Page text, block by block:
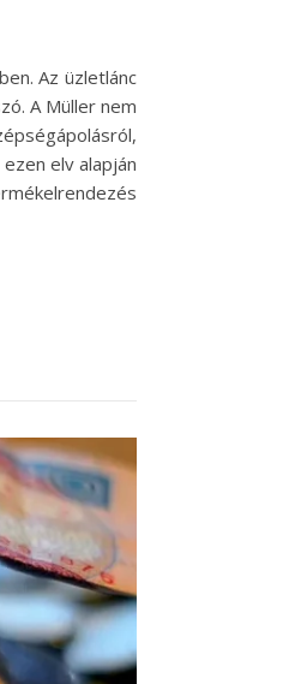
Az üzletlánc
A Müller nem
elv alapján